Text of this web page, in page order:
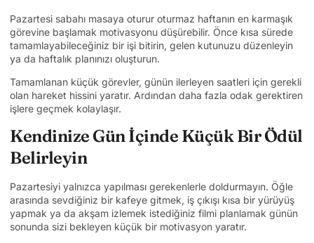
Pazartesi sabahı masaya oturur oturmaz haftanın en karmaşık
görevine başlamak motivasyonu düşürebilir. Önce kısa sürede
tamamlayabileceğiniz bir işi bitirin, gelen kutunuzu düzenleyin
ya da haftalık planınızı oluşturun.
Tamamlanan küçük görevler, günün ilerleyen saatleri için gerekli
olan hareket hissini yaratır. Ardından daha fazla odak gerektiren
işlere geçmek kolaylaşır.
Kendinize Gün İçinde Küçük Bir Ödül
Belirleyin
Pazartesiyi yalnızca yapılması gerekenlerle doldurmayın. Öğle
arasında sevdiğiniz bir kafeye gitmek, iş çıkışı kısa bir yürüyüş
yapmak ya da akşam izlemek istediğiniz filmi planlamak günün
sonunda sizi bekleyen küçük bir motivasyon yaratır.